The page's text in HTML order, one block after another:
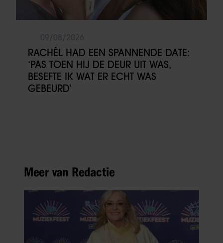
RACHÉL HAD EEN SPANNENDE DATE:
‘PAS TOEN HIJ DE DEUR UIT WAS,
BESEFTE IK WAT ER ECHT WAS
GEBEURD’
Meer van Redactie